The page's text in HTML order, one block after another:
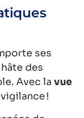
ses
des
Avec la vue
!